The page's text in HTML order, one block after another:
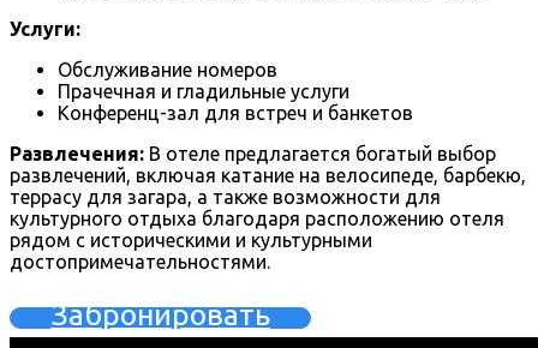
Услуги:
Обслуживание номеров
Прачечная и гладильные услуги
Конференц-зал для встреч и банкетов
Развлечения: В отеле предлагается богатый выбор
развлечений, включая катание на велосипеде, барбекю,
террасу для загара, а также возможности для
культурного отдыха благодаря расположению отеля
рядом с историческими и культурными
достопримечательностями.
Забронировать